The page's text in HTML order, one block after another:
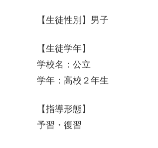
【生徒性別】男子
【生徒学年】
学校名：公立
学年：高校２年生
【指導形態】
予習・復習